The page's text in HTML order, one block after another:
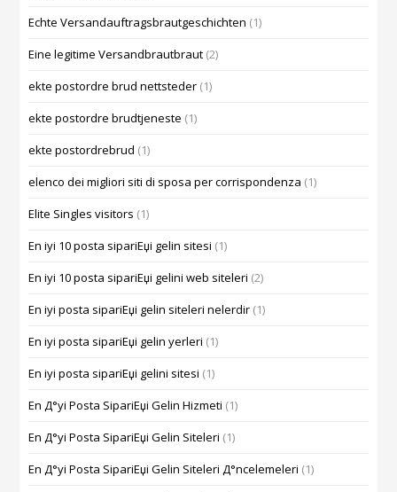
Echte Versandauftragsbrautgeschichten (1)
Eine legitime Versandbrautbraut (2)
ekte postordre brud nettsteder (1)
ekte postordre brudtjeneste (1)
ekte postordrebrud (1)
elenco dei migliori siti di sposa per corrispondenza (1)
Elite Singles visitors (1)
En iyi 10 posta sipariЕџi gelin sitesi (1)
En iyi 10 posta sipariЕџi gelini web siteleri (2)
En iyi posta sipariЕџi gelin siteleri nelerdir (1)
En iyi posta sipariЕџi gelin yerleri (1)
En iyi posta sipariЕџi gelini sitesi (1)
En Д°yi Posta SipariЕџi Gelin Hizmeti (1)
En Д°yi Posta SipariЕџi Gelin Siteleri (1)
En Д°yi Posta SipariЕџi Gelin Siteleri Д°ncelemeleri (1)